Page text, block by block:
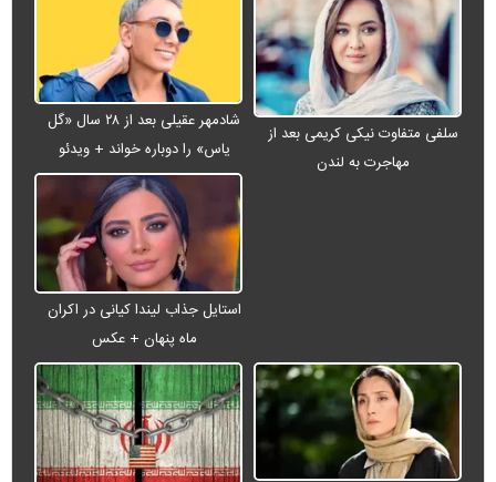
سلفی متفاوت نیکی کریمی بعد از
مهاجرت به لندن
شادمهر عقیلی بعد از ۲۸ سال «گل
یاس» را دوباره خواند + ویدئو
استایل جذاب لیندا کیانی در اکران
ماه پنهان + عکس